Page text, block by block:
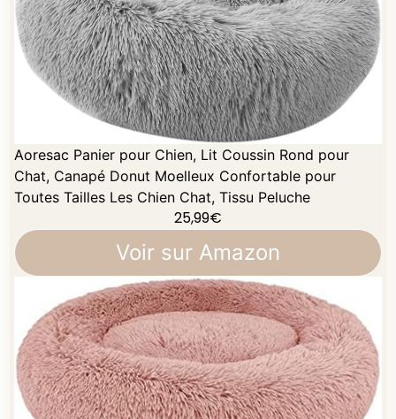
Aoresac Panier pour Chien, Lit Coussin Rond pour
Chat, Canapé Donut Moelleux Confortable pour
Toutes Tailles Les Chien Chat, Tissu Peluche
25,99€
Voir sur Amazon